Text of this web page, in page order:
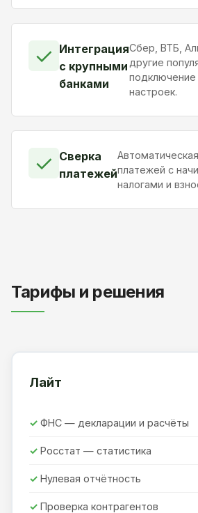
✓ Интеграция
с крупными
банками
Сбер, ВТБ,
другие
подключение
настроек.
✓ Сверка
платежейплатежей с
налогами и
Тарифы и решения
Лайт
ФНС — декларации и расчёты
Росстат — статистика
Нулевая отчётность
Проверка контрагентов